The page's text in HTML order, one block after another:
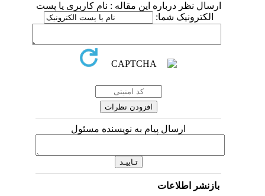
ارسال نظر درباره این مقاله : نام کاربری یا پست
الکترونیک شما:
ارسال پیام به نویسنده مسئول
بازنشر اطلاعات